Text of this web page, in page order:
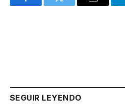
FacebookTwitter Email
SEGUIR LEYENDO